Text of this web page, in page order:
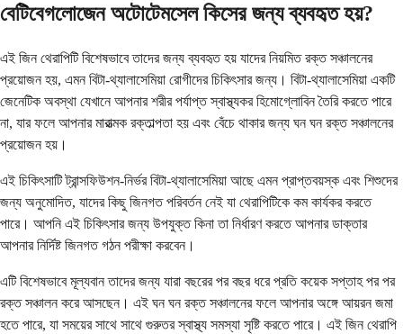
বেটিবেগলোজেন অটোটেমসেল কিসের জন্য ব্যবহৃত হয়?
এই জিন থেরাপিটি বিশেষভাবে তাদের জন্য ব্যবহৃত হয় যাদের নিয়মিত রক্ত ​​সঞ্চালনের
প্রয়োজন হয়, এমন বিটা-থ্যালাসেমিয়া রোগীদের চিকিৎসার জন্য। বিটা-থ্যালাসেমিয়া একটি
জেনেটিক অবস্থা যেখানে আপনার শরীর পর্যাপ্ত স্বাস্থ্যকর হিমোগ্লোবিন তৈরি করতে পারে
না, যার ফলে আপনার মারাত্মক রক্তাল্পতা হয় এবং বেঁচে থাকার জন্য ঘন ঘন রক্ত ​​সঞ্চালনের
প্রয়োজন হয়।
এই চিকিৎসাটি ট্রান্সফিউশন-নির্ভর বিটা-থ্যালাসেমিয়া আছে এমন প্রাপ্তবয়স্ক এবং শিশুদের
জন্য অনুমোদিত, যাদের কিছু জিনগত পরিবর্তন নেই যা থেরাপিটিকে কম কার্যকর করতে
পারে। আপনি এই চিকিৎসার জন্য উপযুক্ত কিনা তা নির্ধারণ করতে আপনার ডাক্তার
আপনার নির্দিষ্ট জিনগত গঠন পরীক্ষা করবেন।
এটি বিশেষভাবে মূল্যবান তাদের জন্য যারা বছরের পর বছর ধরে প্রতি কয়েক সপ্তাহ পর পর
রক্ত ​​সঞ্চালন করে আসছেন। এই ঘন ঘন রক্ত ​​সঞ্চালনের ফলে আপনার অঙ্গে আয়রন জমা
হতে পারে, যা সময়ের সাথে সাথে গুরুতর স্বাস্থ্য সমস্যা সৃষ্টি করতে পারে। এই জিন থেরাপি